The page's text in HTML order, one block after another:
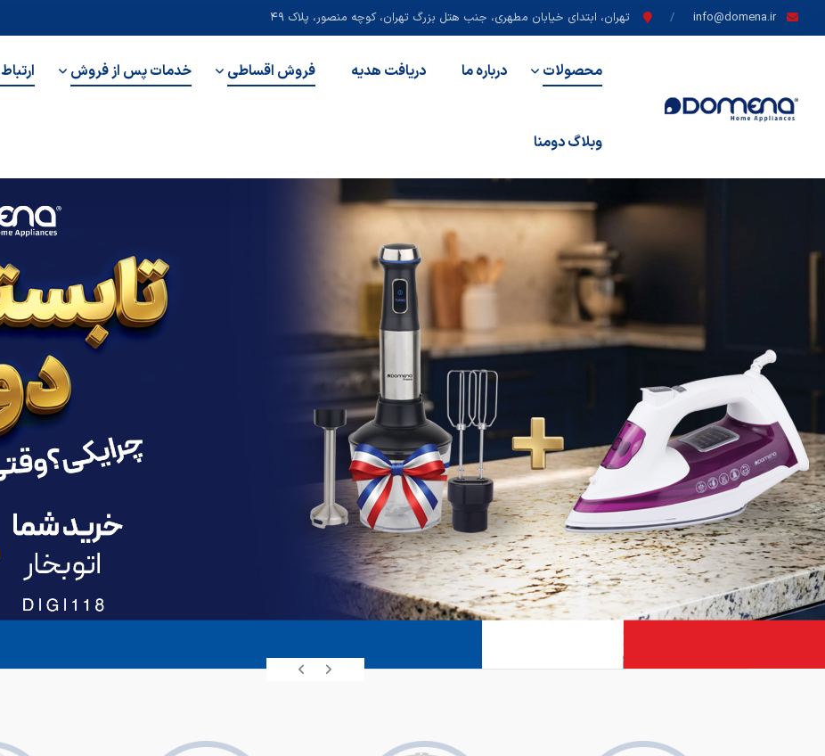
info@domena.ir تهران، ابتدای خیابان مطهری، جنب هتل بزرگ تهران، کوچه منصور، پلاک ۴۹
محصولات درباره ما دریافت هدیه فروش اقساطی خدمات پس از فروش
وبلاگ دومنا